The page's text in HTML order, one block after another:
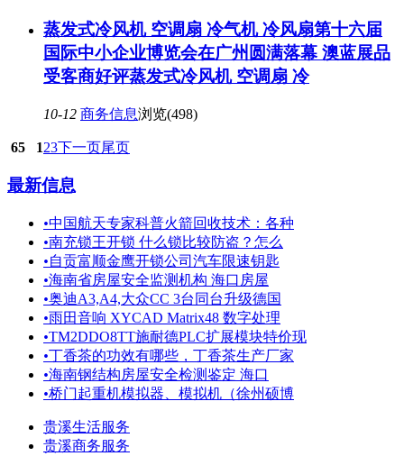
蒸发式冷风机 空调扇 冷气机 冷风扇第十六届
国际中小企业博览会在广州圆满落幕 澳蓝展品
受客商好评蒸发式冷风机 空调扇 冷
10-12 商务信息浏览(498)
65 123下一页尾页
最新信息
•中国航天专家科普火箭回收技术：各种
•南充锁王开锁 什么锁比较防盗？怎么
•自贡富顺金鹰开锁公司汽车限速钥匙
•海南省房屋安全监测机构 海口房屋
•奥迪A3,A4,大众CC 3台同台升级德国
•雨田音响 XYCAD Matrix48 数字处理
•TM2DDO8TT施耐德PLC扩展模块特价现
•丁香茶的功效有哪些，丁香茶生产厂家
•海南钢结构房屋安全检测鉴定 海口
•桥门起重机模拟器、模拟机（徐州硕博
贵溪生活服务
贵溪商务服务